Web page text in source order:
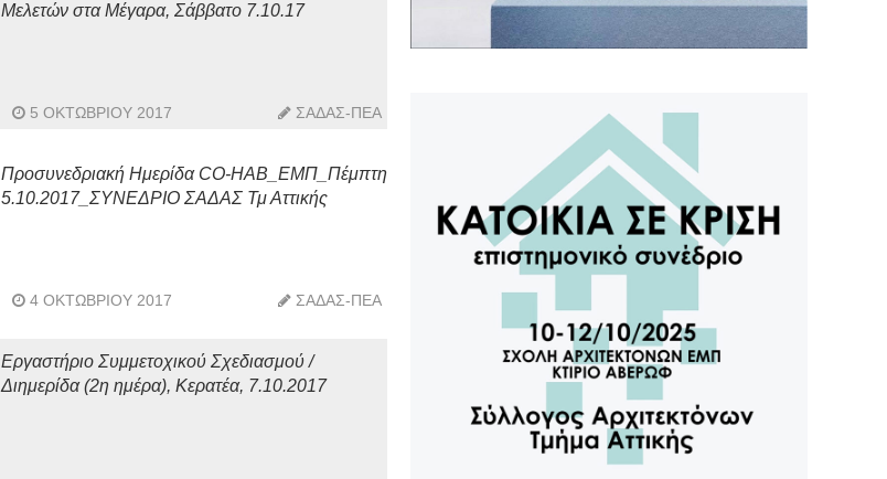
Μελετών στα Μέγαρα, Σάββατο 7.10.17
5 ΟΚΤΩΒΡΊΟΥ 2017 ΣΑΔΑΣ-ΠΕΑ
Προσυνεδριακή Ημερίδα CO-HAB_ΕΜΠ_Πέμπτη
5.10.2017_ΣΥΝΕΔΡΙΟ ΣΑΔΑΣ Τμ Αττικής
4 ΟΚΤΩΒΡΊΟΥ 2017 ΣΑΔΑΣ-ΠΕΑ
Εργαστήριο Συμμετοχικού Σχεδιασμού /
Διημερίδα (2η ημέρα), Κερατέα, 7.10.2017